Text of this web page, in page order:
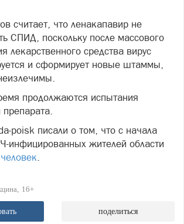
считает, что ленакапавир не
СПИД, поскольку после массового
лекарственного средства вирус
и сформирует новые штаммы,
продолжаются испытания
poisk писали о том, что с начала
инфицированных жителей области
.
16+
поделиться